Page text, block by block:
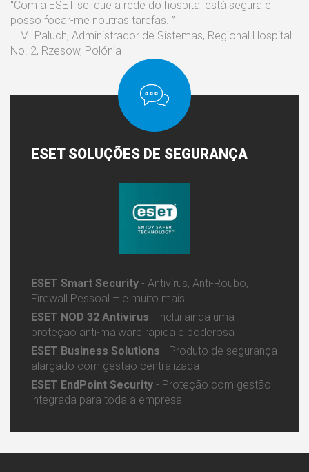
"Com a ESET sei que a rede do hospital está segura e
posso focar-me noutras tarefas. ”
– M. Paluch, Administrador de Sistemas, Regional Hospital
No. 2, Rzesow, Polónia
ESETSOLUÇÕES DE SEGURANÇA
ESET Smart Security - Antivírus, Anti-Roubo,
Firewall Pessoal – e muito mais
ESET NOD 32 Antivirus - inclui ainda uma
proteção anti-malware rápida e poderosa
ESET Business Solutions - Produto de segurança
alargado com gestão centralizada
ESET EndPoint Security - Proteção com gestão
integrada para toda a empresa